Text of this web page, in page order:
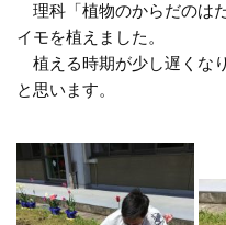
理科「植物のからだのは
イモを植えました。
植える時期が少し遅くな
と思います。